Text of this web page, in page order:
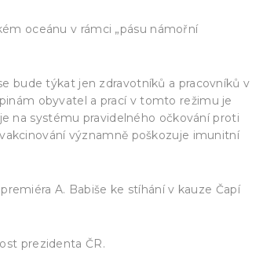
oceánu v rámci „pásu námořní
bude týkat jen zdravotníků a pracovníků v
obyvatel a prací v tomto režimu je
na systému pravidelného očkování proti
významně poškozuje imunitní
A. Babiše ke stíhání v kauze Čapí
prezidenta ČR.